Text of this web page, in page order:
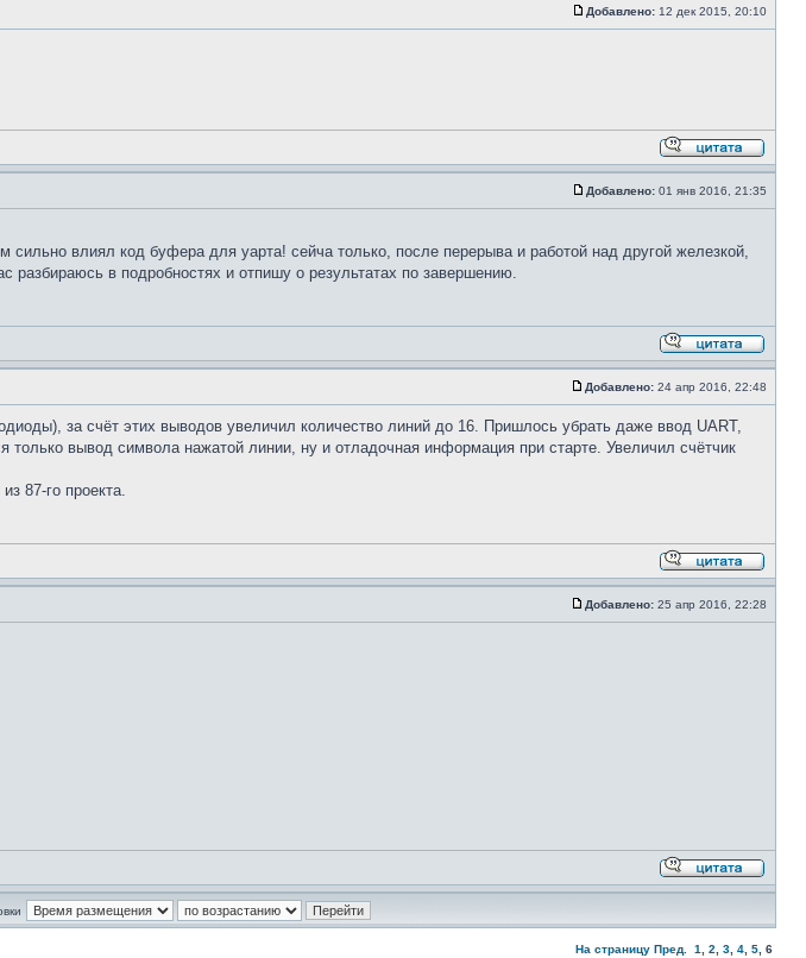
Добавлено: 12 дек 2015, 20:10
Добавлено: 01 янв 2016, 21:35
сильно влиял код буфера для уарта! сейча только, после перерыва и работой над другой железкой,
разбираюсь в подробностях и отпишу о результатах по завершению.
Добавлено: 24 апр 2016, 22:48
за счёт этих выводов увеличил количество линий до 16. Пришлось убрать даже ввод UART,
только вывод символа нажатой линии, ну и отладочная информация при старте. Увеличил счётчик
87-го проекта.
Добавлено: 25 апр 2016, 22:28
На страницу Пред. 1 2 3 4 5 6